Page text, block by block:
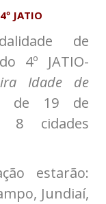
JATIO
de
4º JATIO-
Idade de
de 19 de
8 cidades
estarão:
Jundiaí,